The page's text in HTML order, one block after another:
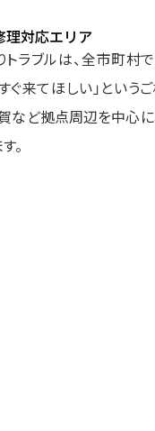
理対応エリア
ラブルは、全市町村
ぐ来てほしい」という
賀など拠点周辺を中心
。